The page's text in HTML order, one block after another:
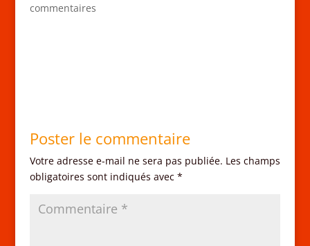
commentaires
Poster le commentaire
Votre adresse e-mail ne sera pas publiée. Les champs
obligatoires sont indiqués avec *